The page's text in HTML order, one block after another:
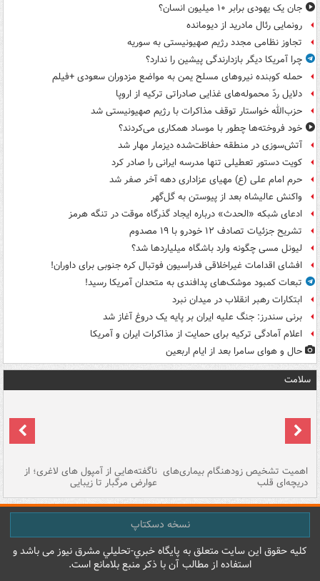
جان یک یهودی برابر ۱۰ میلیون انسان؟
رونمایی رئال مادرید از دیومانده
تجاوز نظامی مجدد رژیم صهیونیستی به سوریه
چرا آمریکا دیگر بازدارندگی پیشین را ندارد؟
حمله کوبنده نیروهای مسلح یمن به مواضع مزدوران سعودی +فیلم
دلایل ردّ محموله‌های غذایی صادراتی ترکیه از اروپا
حزب‌الله خواستار توقف مذاکرات با رژیم صهیونیستی شد
خود فروخته‌ها چطور با موساد همکاری می‌کردند؟
آتش‌سوزی در منطقه حفاظت‌شده دیزمار مهار شد
کویت دستور تعطیلی تنها مدرسه ایرانی را صادر کرد
حرم امام علی (ع) مهیای عزاداری دهه آخر صفر شد
واکنش عالیشاه بعد از پیوستن به گل‌گهر
ادعای شبکه «الحدث» درباره ایجاد گذرگاه موقت در تنگه هرمز
تشریح جزئیات تصادف ۱۲ خودرو با ۱۹ مصدوم
لیونل مسی چگونه وارد باشگاه میلیاردها شد؟
افشای اقدامات غیراخلاقی فدراسیون فوتبال کره جنوبی برای داوران!
تبعات کمبود موشک‌های پدافندی به متحدان آمریکا رسید!
ابتکارات رهبر انقلاب در میدان نبرد
برنی سندرز: جنگ علیه ایران بر پایه یک دروغ آغاز شد
اعلام آمادگی ترکیه برای حمایت از مذاکرات ایران و آمریکا
حال و هوای سامرا بعد از ایام اربعین
سلامت
اهمیت تشخیص زودهنگام بیماری‌های
دریچه‌ای قلب
ناگفته‌هایی از آمپول های لاغری؛ از
عوارض مرگبار تا زیبایی
نسخه دسکتاپ
کليه حقوق اين سايت متعلق به پایگاه خبري-تحليلي مشرق نيوز می باشد و
استفاده از مطالب آن با ذکر منبع بلامانع است.